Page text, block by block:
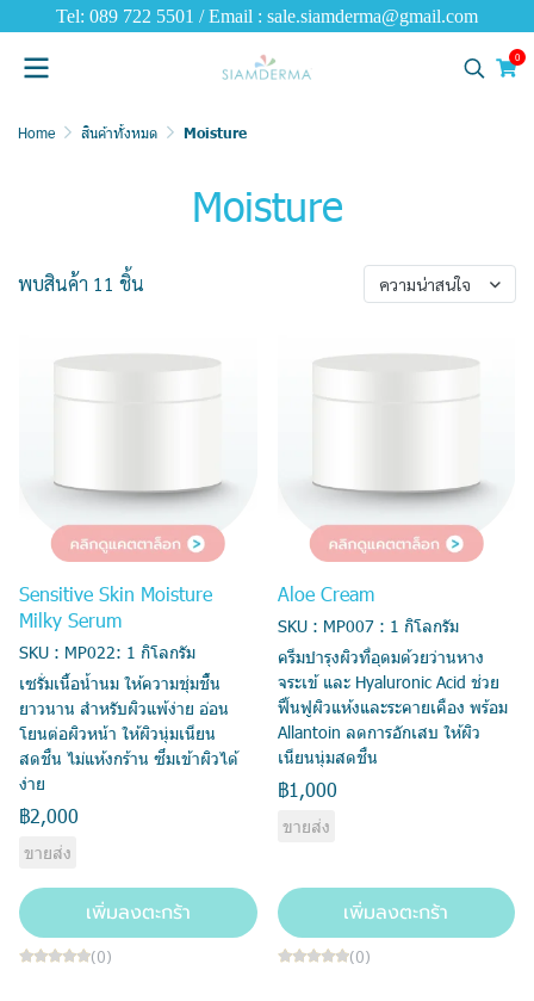
Tel: 089 722 5501 / Email : sale.siamderma@gmail.com
0
Home สินค้าทั้งหมด Moisture
Moisture
พบสินค้า 11 ชิ้น ความน่าสนใจ
Sensitive Skin Moisture
Milky Serum
SKU : MP022: 1 กิโลกรัม
เซรั่มเนื้อน้ำนม ให้ความชุ่มชื้น
ยาวนาน สำหรับผิวแพ้ง่าย อ่อน
โยนต่อผิวหน้า ให้ผิวนุ่มเนียน
สดชื่น ไม่แห้งกร้าน ซึมเข้าผิวได้
ง่าย
฿2,000
ขายส่ง
เพิ่มลงตะกร้า
(0)
Aloe Cream
SKU : MP007 : 1 กิโลกรัม
ครีมบำรุงผิวที่อุดมด้วยว่านหาง
จระเข้ และ Hyaluronic Acid ช่วย
ฟื้นฟูผิวแห้งและระคายเคือง พร้อม
Allantoin ลดการอักเสบ ให้ผิว
เนียนนุ่มสดชื่น
฿1,000
ขายส่ง
เพิ่มลงตะกร้า
(0)